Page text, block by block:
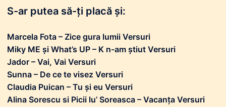
S-ar putea să-ți placă și:
Marcela Fota – Zice gura lumii Versuri
Miky ME și What’s UP – K n-am știut Versuri
Jador – Vai, Vai Versuri
Sunna – De ce te visez Versuri
Claudia Puican – Tu și eu Versuri
Alina Sorescu si Picii lu’ Soreasca – Vacanța Versuri